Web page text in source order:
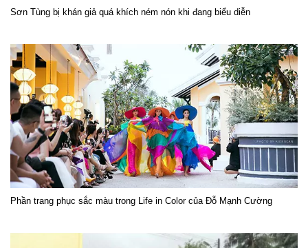
Sơn Tùng bị khán giả quá khích ném nón khi đang biểu diễn
Phần trang phục sắc màu trong Life in Color của Đỗ Mạnh Cường